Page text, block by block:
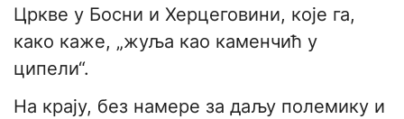
Цркве у Босни и Херцеговини, које га,
како каже, „жуља као каменчић у
ципели“.
На крају, без намере за даљу полемику и